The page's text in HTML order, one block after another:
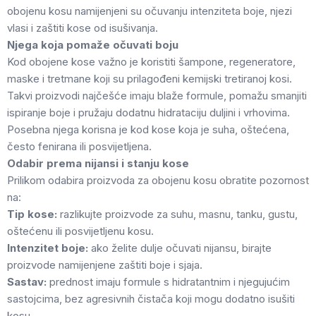
obojenu kosu namijenjeni su očuvanju intenziteta boje, njezi
vlasi i zaštiti kose od isušivanja.
Njega koja pomaže očuvati boju
Kod obojene kose važno je koristiti šampone, regeneratore,
maske i tretmane koji su prilagođeni kemijski tretiranoj kosi.
Takvi proizvodi najčešće imaju blaže formule, pomažu smanjiti
ispiranje boje i pružaju dodatnu hidrataciju duljini i vrhovima.
Posebna njega korisna je kod kose koja je suha, oštećena,
često fenirana ili posvijetljena.
Odabir prema nijansi i stanju kose
Prilikom odabira proizvoda za obojenu kosu obratite pozornost
na:
Tip kose: razlikujte proizvode za suhu, masnu, tanku, gustu,
oštećenu ili posvijetljenu kosu.
Intenzitet boje: ako želite dulje očuvati nijansu, birajte
proizvode namijenjene zaštiti boje i sjaja.
Sastav: prednost imaju formule s hidratantnim i njegujućim
sastojcima, bez agresivnih čistača koji mogu dodatno isušiti